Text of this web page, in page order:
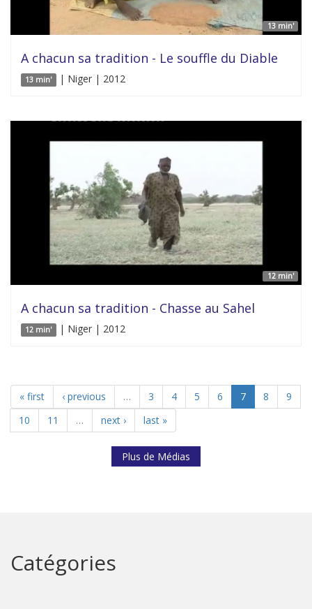
13 min'
A chacun sa tradition - Le souffle du Diable
13 min' | Niger | 2012
12 min'
A chacun sa tradition - Chasse au Sahel
12 min' | Niger | 2012
« first ‹ previous … 3 4 5 6 7 8
9
10
11 … next › last »
Plus de Médias
Catégories